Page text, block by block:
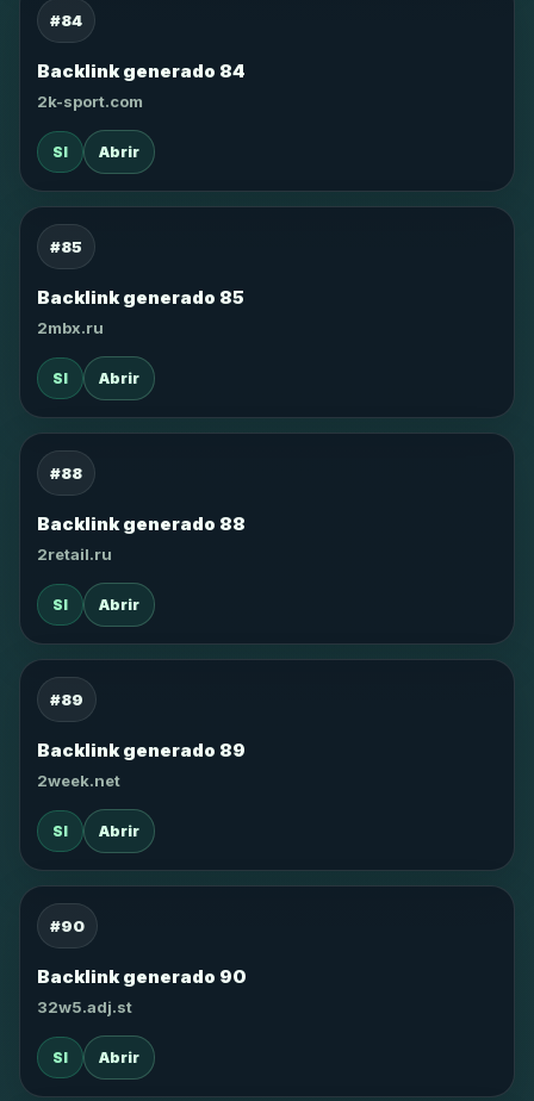
#84
Backlink generado 84
2k-sport.com
SI Abrir
#85
Backlink generado 85
2mbx.ru
SI Abrir
#88
Backlink generado 88
2retail.ru
SI Abrir
#89
Backlink generado 89
2week.net
SI Abrir
#90
Backlink generado 90
32w5.adj.st
SI Abrir